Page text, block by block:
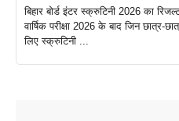
बिहार बोर्ड इंटर स्क्रुटिनी 2026 का रिजल्ट
वार्षिक परीक्षा 2026 के बाद जिन
लिए स्क्रुटिनी ...